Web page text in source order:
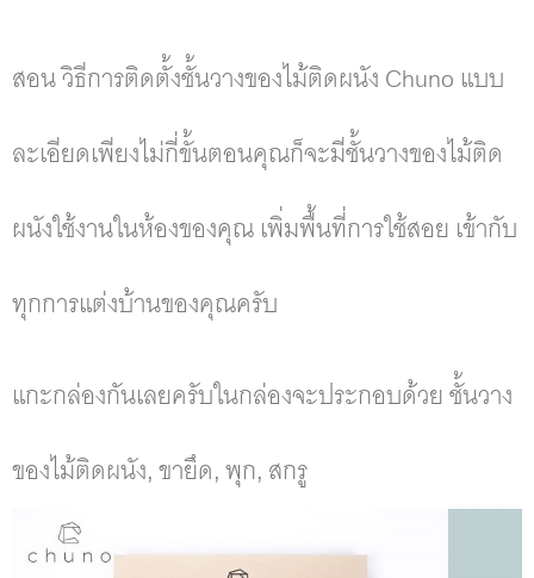
สอน วิธีการติดตั้งชั้นวางของไม้ติดผนัง Chuno แบบ
ละเอียดเพียงไม่กี่ขั้นตอนคุณก็จะมีชั้นวางของไม้ติด
ผนังใช้งานในห้องของคุณ เพิ่มพื้นที่การใช้สอย เข้ากับ
ทุกการแต่งบ้านของคุณครับ
แกะกล่องกันเลยครับในกล่องจะประกอบด้วย ชั้นวาง
ของไม้ติดผนัง, ขายึด, พุก, สกรู